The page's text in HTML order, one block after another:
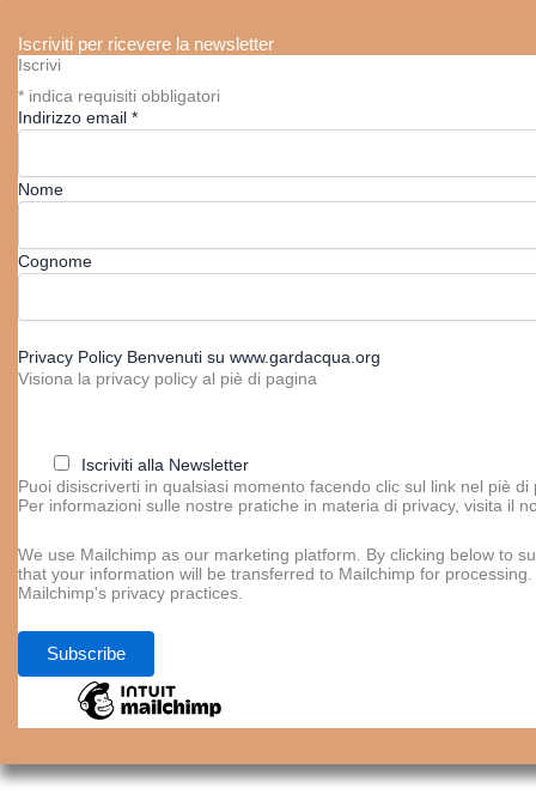
Iscriviti per ricevere la newsletter
Iscrivi
* indica requisiti obbligatori
Indirizzo email *
Nome
Cognome
Privacy Policy Benvenuti su www.gardacqua.org
Visiona la privacy policy al piè di pagina
Iscriviti alla Newsletter
Puoi disiscriverti in qualsiasi momento facendo clic sul link nel piè
Per informazioni sulle nostre pratiche in materia di privacy, visita il
We use Mailchimp as our marketing platform. By clicking below to
that your information will be transferred to Mailchimp for processing.
Mailchimp's privacy practices.